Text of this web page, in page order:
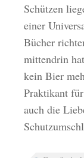
Schützen
einer
Bücher
mittendrin
kein Bier
Praktikant
auch die